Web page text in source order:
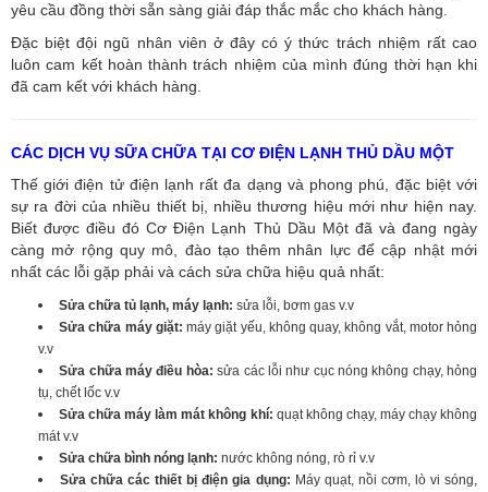
yêu cầu đồng thời sẵn sàng giải đáp thắc mắc cho khách hàng.
Đặc biệt đội ngũ nhân viên ở đây có ý thức trách nhiệm rất cao
luôn cam kết hoàn thành trách nhiệm của mình đúng thời hạn khi
đã cam kết với khách hàng.
CÁC DỊCH VỤ SỮA CHỮA TẠI CƠ ĐIỆN LẠNH THỦ DẦU MỘT
Thế giới điện tử điện lạnh rất đa dạng và phong phú, đặc biệt với
sự ra đời của nhiều thiết bị, nhiều thương hiệu mới như hiện nay.
Biết được điều đó Cơ Điện Lạnh Thủ Dầu Một đã và đang ngày
càng mở rộng quy mô, đào tạo thêm nhân lực để cập nhật mới
nhất các lỗi gặp phải và cách sửa chữa hiệu quả nhất:
Sửa chữa tủ lạnh, máy lạnh: sửa lỗi, bơm gas v.v
Sửa chữa máy giặt:máy giặt yếu, không quay, không vắt, motor hỏng
v.v
Sửa chữa máy điều hòa: sửa các lỗi như cục nóng không chạy, hỏng
tụ, chết lốc v.v
Sửa chữa máy làm mát không khí: quạt không chạy, máy chạy không
mát v.v
Sửa chữa bình nóng lạnh: nước không nóng, rò rỉ v.v
Sửa chữa các thiết bị điện gia dụng: Máy quạt, nồi cơm, lò vi sóng,